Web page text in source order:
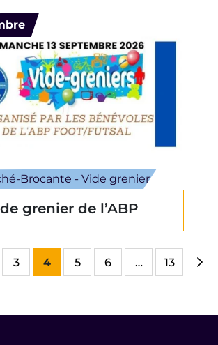
Brocante - Vide grenier
grenier de l’ABP
3 4 5 6 … 13